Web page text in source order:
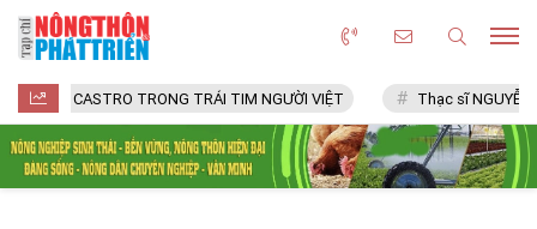
TRONG TRÁI TIM NGƯỜI VIỆT Thạc sĩ NGUYỄN VĂN CHÍ